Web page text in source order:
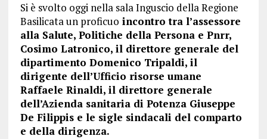
Si è svolto oggi nella sala Inguscio della Regione
Basilicata un proficuo incontro tra l’assessore
alla Salute, Politiche della Persona e Pnrr,
Cosimo Latronico, il direttore generale del
dipartimento Domenico Tripaldi, il
dirigente dell’Ufficio risorse umane
Raffaele Rinaldi, il direttore generale
dell’Azienda sanitaria di Potenza Giuseppe
De Filippis e le sigle sindacali del comparto
e della dirigenza.